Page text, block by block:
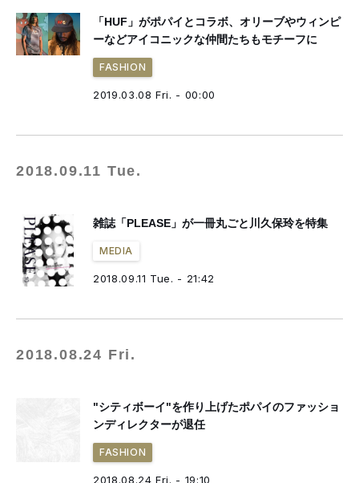
「HUF」がポパイとコラボ、オリーブやウィンピ
ーなどアイコニックな仲間たちもモチーフに
FASHION
2019.03.08 Fri. - 00:00
2018.09.11 Tue.
雑誌「PLEASE」が一冊丸ごと川久保玲を特集
MEDIA
2018.09.11 Tue. - 21:42
2018.08.24 Fri.
"シティボーイ"を作り上げたポパイのファッショ
ンディレクターが退任
FASHION
2018.08.24 Fri. - 19:10